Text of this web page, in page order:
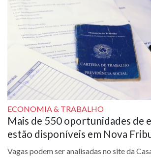
ECONOMIA & TRABALHO
Mais de 550 oportunidades de
estão disponíveis em Nova
Vagas podem ser analisadas no site da